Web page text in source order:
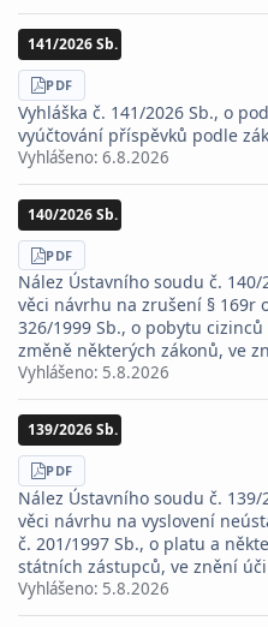
141/2026 Sb.
STÁHNOUT
PDF
Vyhláška č. 141/2026 Sb., o
vyúčtování příspěvků podle
Vyhlášeno: 6.8.2026
140/2026 Sb.
STÁHNOUT
PDF
Nález Ústavního soudu č. 140/
věci návrhu na zrušení § 169r
326/1999 Sb., o pobytu
změně některých zákonů, ve
Vyhlášeno: 5.8.2026
139/2026 Sb.
STÁHNOUT
PDF
Nález Ústavního soudu č. 139/
věci návrhu na vyslovení
č. 201/1997 Sb., o platu a
státních zástupců, ve znění
Vyhlášeno: 5.8.2026